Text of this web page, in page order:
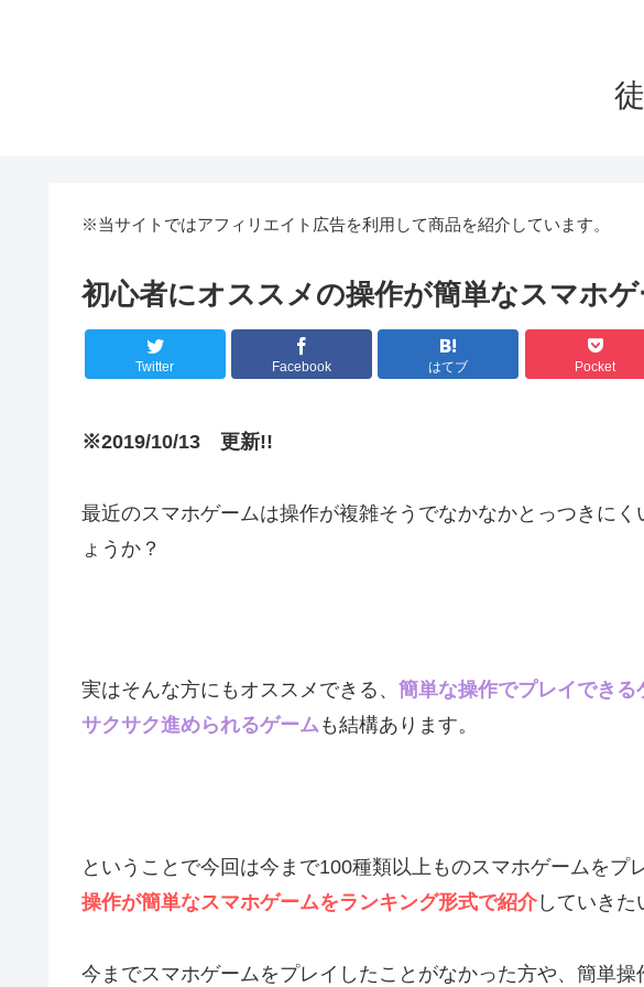
※当サイトではアフィリエイト広告を利用して商品を紹介しています。
初心者にオススメの操作が簡単なスマホ
Twitter Facebook はてブ Pocket
※2019/10/13 更新!!
最近のスマホゲームは操作が複雑そうでなかなかとっつきに
ょうか？
実はそんな方にもオススメできる、 簡単な操作でプレイでき
サクサク進められるゲームも結構あります。
ということで今回は今まで100種類以上ものスマホゲームをプ
操作が簡単なスマホゲームをランキング形式で紹介していきた
今までスマホゲームをプレイしたことがなかった方や、簡単